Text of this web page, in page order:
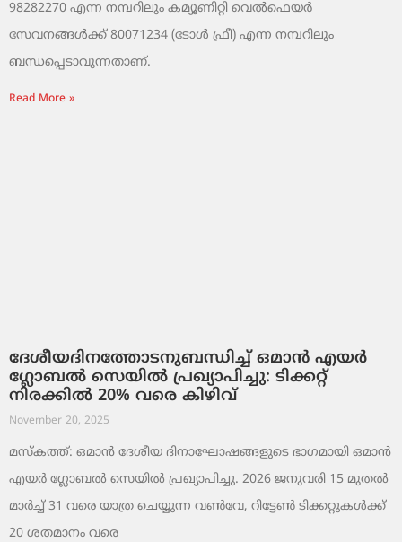
98282270 എന്ന നമ്പറിലും കമ്യൂണിറ്റി വെൽഫെയർ
സേവനങ്ങൾക്ക് 80071234 (ടോൾ ഫ്രീ) എന്ന നമ്പറിലും
ബന്ധപ്പെടാവുന്നതാണ്.
Read More »
ദേശീയദിനത്തോടനുബന്ധിച്ച് ഒമാൻ എയർ
ഗ്ലോബൽ സെയിൽ പ്രഖ്യാപിച്ചു: ടിക്കറ്റ്
നിരക്കിൽ 20% വരെ കിഴിവ്
November 20, 2025
മസ്‌കത്ത്: ഒമാൻ ദേശീയ ദിനാഘോഷങ്ങളുടെ ഭാഗമായി ഒമാൻ
എയർ ഗ്ലോബൽ സെയിൽ പ്രഖ്യാപിച്ചു. 2026 ജനുവരി 15 മുതൽ
മാർച്ച് 31 വരെ യാത്ര ചെയ്യുന്ന വൺവേ, റിട്ടേൺ ടിക്കറ്റുകൾക്ക്
20 ശതമാനം വരെ